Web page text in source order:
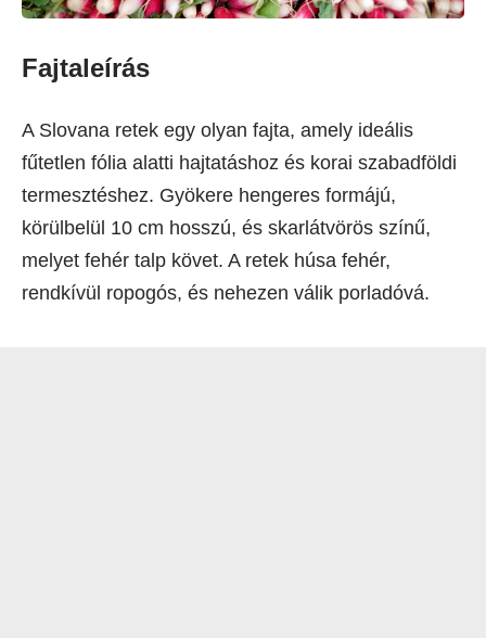
Fajtaleírás
A Slovana retek egy olyan fajta, amely ideális
fűtetlen fólia alatti hajtatáshoz és korai szabadföldi
termesztéshez. Gyökere hengeres formájú,
körülbelül 10 cm hosszú, és skarlátvörös színű,
melyet fehér talp követ. A retek húsa fehér,
rendkívül ropogós, és nehezen válik porladóvá.